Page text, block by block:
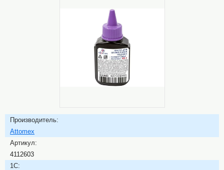
Производитель:
Attomex
Артикул:
4112603
1C: